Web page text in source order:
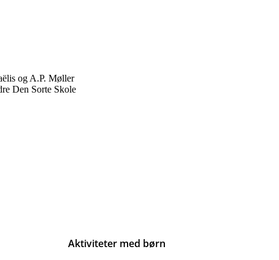
og A.P. Møller
Den Sorte Skole
Aktiviteter med børn